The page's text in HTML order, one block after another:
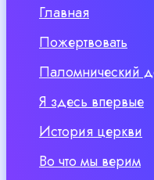
Главная
Пожертвовать
Паломнический
Я здесь впервые
История церкви
Во что мы верим